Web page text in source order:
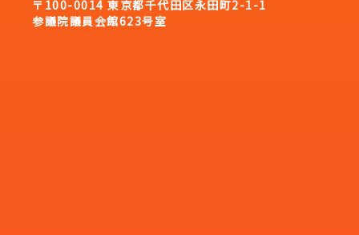
〒100-0014 東京都千代田区永田町2-1-1
参議院議員会館623号室